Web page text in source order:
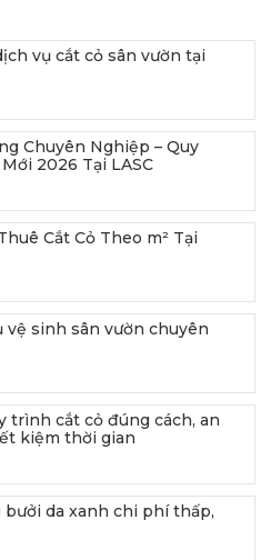
vụ cắt cỏ sân vườn tại
Chuyên Nghiệp – Quy
2026 Tại LASC
Cắt Cỏ Theo m² Tại
vệ sinh sân vườn chuyên
trình cắt cỏ đúng cách, an
kiệm thời gian
da xanh chi phí thấp,